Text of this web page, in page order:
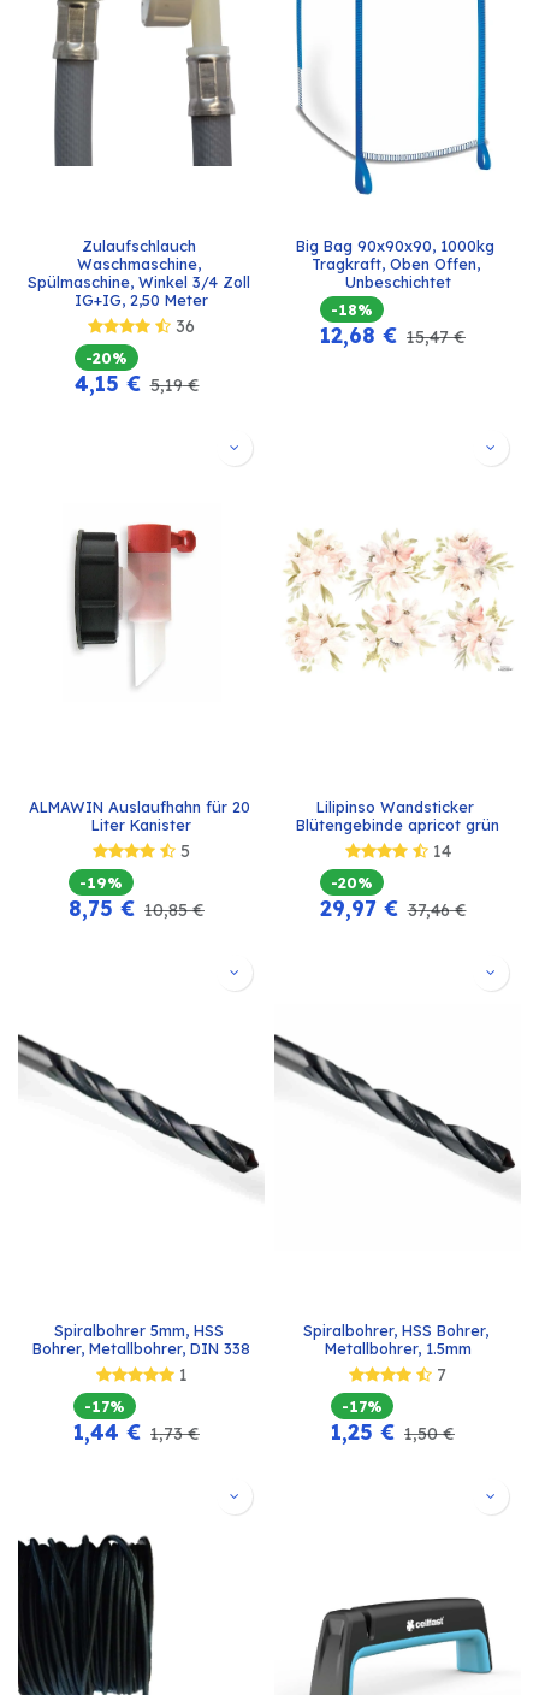
Zulaufschlauch
Waschmaschine,
Spülmaschine, Winkel 3/4 Zoll
IG+IG, 2,50 Meter
36
-20%
4,15 € 5,19€
Big Bag 90x90x90, 1000kg
Tragkraft, Oben Offen,
Unbeschichtet
-18%
12,68 € 15,47€
ALMAWIN Auslaufhahn für 20
Liter Kanister
5
-19%
8,75 € 10,85€
Lilipinso Wandsticker
Blütengebinde apricot grün
14
-20%
29,97€ 37,46€
Spiralbohrer 5mm, HSS
Bohrer, Metallbohrer, DIN 338
1
-17%
1,44 € 1,73€
Spiralbohrer, HSS Bohrer,
Metallbohrer, 1.5mm
7
-17%
1,25 € 1,50€